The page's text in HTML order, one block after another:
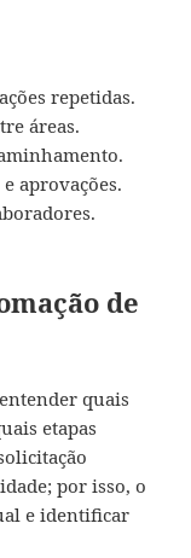
repetidas.
áreas.
aprovações.
de
quais
etapas
por isso, o
e identificar